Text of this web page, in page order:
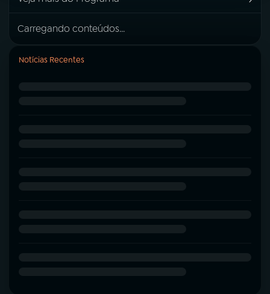
Carregando conteúdos...
Notícias Recentes